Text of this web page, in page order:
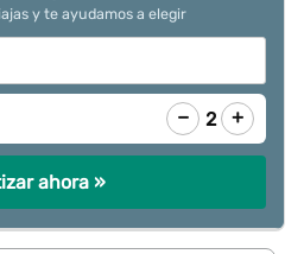
y te ayudamos a elegir
− 2 +
ahora »